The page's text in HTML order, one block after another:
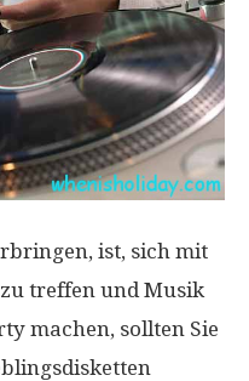
ist, sich mit
treffen und Musik
machen, sollten Sie